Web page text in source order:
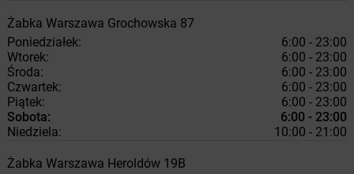
Żabka Warszawa Grochowska 87
Poniedziałek:
6:00 - 23:00
Wtorek:
6:00 - 23:00
Środa:
6:00 - 23:00
Czwartek:
6:00 - 23:00
Piątek:
6:00 - 23:00
Sobota:
6:00 - 23:00
Niedziela:
10:00 - 21:00
Żabka Warszawa Heroldów 19B